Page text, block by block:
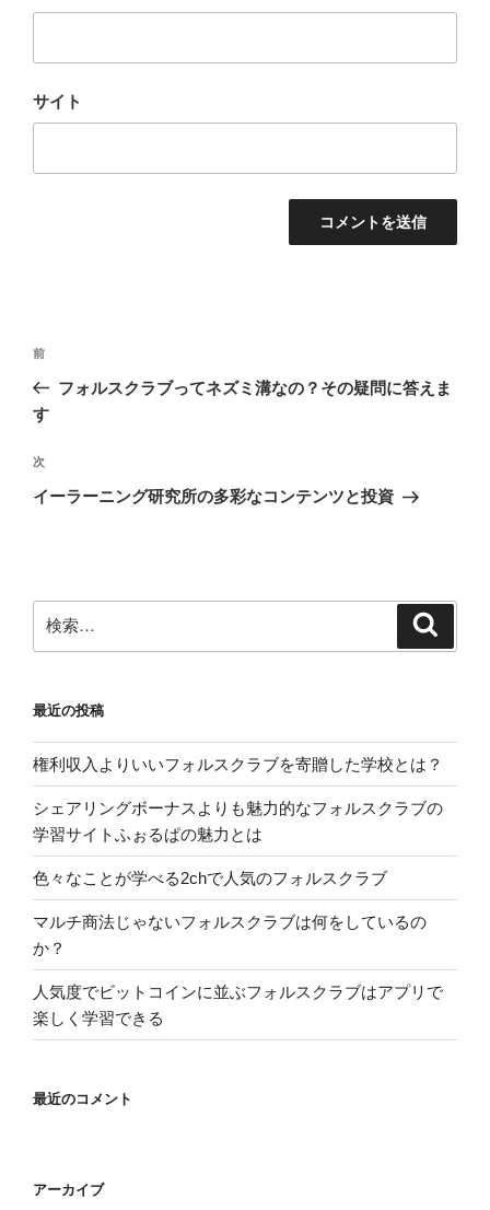
サイト
投
ナ
ゲ
ー
前
の
投
前
フォルスクラブってネズミ溝なの？その疑問に答えま
す
次
の
次
イーラーニング研究所の多彩なコンテンツと投資
索:
最近の投稿
権利収入よりいいフォルスクラブを寄贈した学校とは？
シェアリングボーナスよりも魅力的なフォルスクラブの
学習サイトふぉるぱの魅力とは
色々なことが学べる2chで人気のフォルスクラブ
マルチ商法じゃないフォルスクラブは何をしているの
か？
人気度でビットコインに並ぶフォルスクラブはアプリで
楽しく学習できる
最近のコメント
アーカイブ